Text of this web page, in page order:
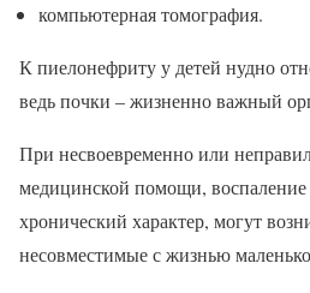
компьютерная томография.
К пиелонефриту у детей нудно
ведь почки – жизненно важный
При несвоевременно или
медицинской помощи,
хронический характер, могут
несовместимые с жизнью